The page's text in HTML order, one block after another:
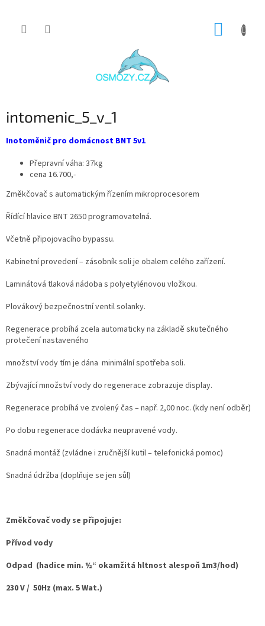
intomenic_5_v_1
Inotoměnič pro domácnost BNT 5v1
Přepravní váha: 37kg
cena 16.700,-
Změkčovač s automatickým řízením mikroprocesorem
Řídící hlavice BNT 2650 programovatelná.
Včetně připojovacího bypassu.
Kabinetní provedení – zásobník soli je obalem celého zařízení.
Laminátová tlaková nádoba s polyetylénovou vložkou.
Plovákový bezpečnostní ventil solanky.
Regenerace probíhá zcela automaticky na základě skutečného
protečení nastaveného
množství vody tím je dána minimální spotřeba soli.
Zbývající množství vody do regenerace zobrazuje display.
Regenerace probíhá ve zvolený čas – např. 2,00 noc. (kdy není odběr)
Po dobu regenerace dodávka neupravené vody.
Snadná montáž (zvládne i zručnější kutil – telefonická pomoc)
Snadná údržba (doplňuje se jen sůl)
Změkčovač vody se připojuje:
Přívod vody
Odpad (hadice min. ½“ okamžitá hltnost alespoň 1m3/hod)
230 V / 50Hz (max. 5 Wat.)